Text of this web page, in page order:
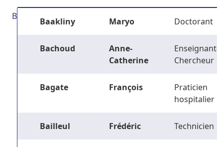
B Baakliny Maryo Doctorant
Bachoud
Anne-
Catherine
Enseignant-
Chercheur
Bagate François
Praticien
hospitalier
Bailleul Frédéric Technicien